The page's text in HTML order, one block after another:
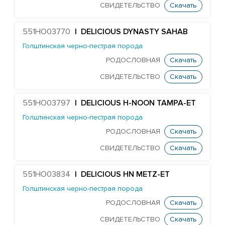
RONELEE MIDNIGHT DETOUR-ET
ST GEN NOBLE DUBAI-ET
FARNEAR-TBR-BH FLAMER-ET
ST GEN DW GALILEO-ET
EDG JABIR GAMBLER 57455-ET
EDG TANGO GASKET 57590-ET
СВИДЕТЕЛЬСТВО Скачать
551HO03770 | DELICIOUS DYNASTY SAHAB
Голштинская черно-пестрая порода
РОДОСЛОВНАЯ
Скачать
СВИДЕТЕЛЬСТВО Скачать
551HO03797 | DELICIOUS H-NOON TAMPA-ET
Голштинская черно-пестрая порода
РОДОСЛОВНАЯ
Скачать
СВИДЕТЕЛЬСТВО Скачать
551HO03834 | DELICIOUS HN METZ-ET
Голштинская черно-пестрая порода
РОДОСЛОВНАЯ
Скачать
СВИДЕТЕЛЬСТВО Скачать